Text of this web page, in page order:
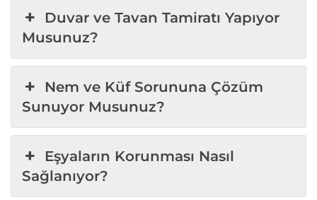
Duvar ve Tavan Tamiratı Yapıyor
Musunuz?
Nem ve Küf Sorununa Çözüm
Sunuyor Musunuz?
Eşyaların Korunması Nasıl
Sağlanıyor?